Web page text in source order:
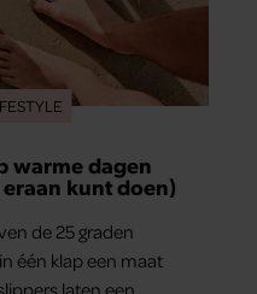
warme dagen
kunt doen)
de 25 graden
één klap een maat
laten een